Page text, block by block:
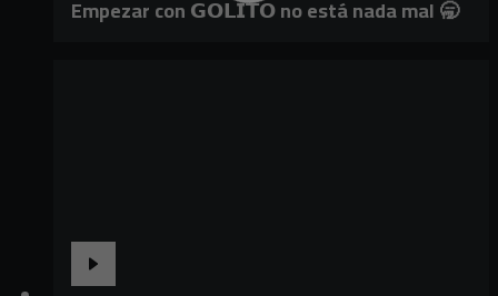
Empezar con 𝗚𝗢𝗟𝗜𝗧𝗢 no está nada mal 🥱